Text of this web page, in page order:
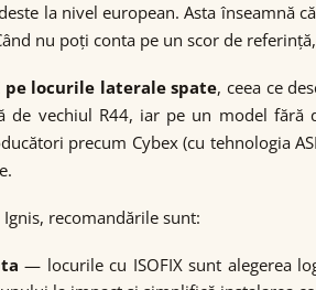
la nivel european. Asta înseamnă
nu poți conta pe un scor de
pe locurile laterale spate, ceea ce
vechiul R44, iar pe un model fără
precum Cybex (cu tehnologia
recomandările sunt:
— locurile cu ISOFIX sunt alegerea